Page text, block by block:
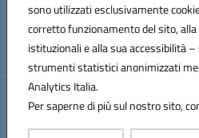
sono utilizzati esclusivamente
corretto funzionamento del sito,
istituzionali e alla sua accessibilità
strumenti statistici anonimizzati
Analytics Italia.
Per saperne di più sul nostro sito,
Codice IBAN
TU0000032417
Codice univoco: UFEHBU
Hosting & Powered
Concept & Design